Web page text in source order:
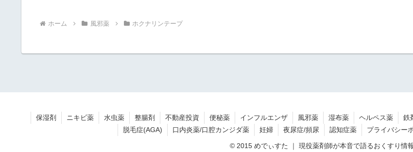
ホーム 風邪薬 ホクナリンテープ
保湿剤 ニキビ薬 水虫薬 整腸剤 不動産投資 便秘薬 インフルエンザ 風邪薬 湿布薬 ヘルペス薬 鉄
脱毛症(AGA)
口内炎薬/口腔カンジダ薬 妊婦 夜尿症/頻尿 認知症薬 プライバシー
© 2015 めでぃすた ｜ 現役薬剤師が本音で語るおくすり情